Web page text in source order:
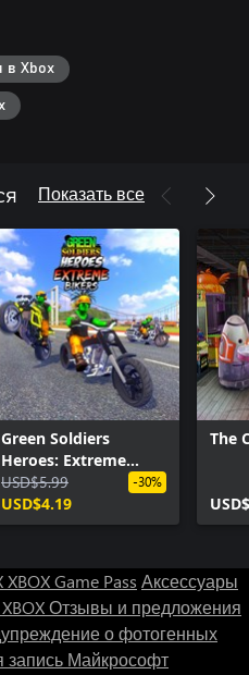
в Xbox
Показать все
Green Soldiers
Heroes: Extreme
Bikers
USD$5.99
USD$4.19
-30%
The
XBOX Game Pass Аксессуары
Отзывы и предложения
о фотогенных
запись Майкрософт